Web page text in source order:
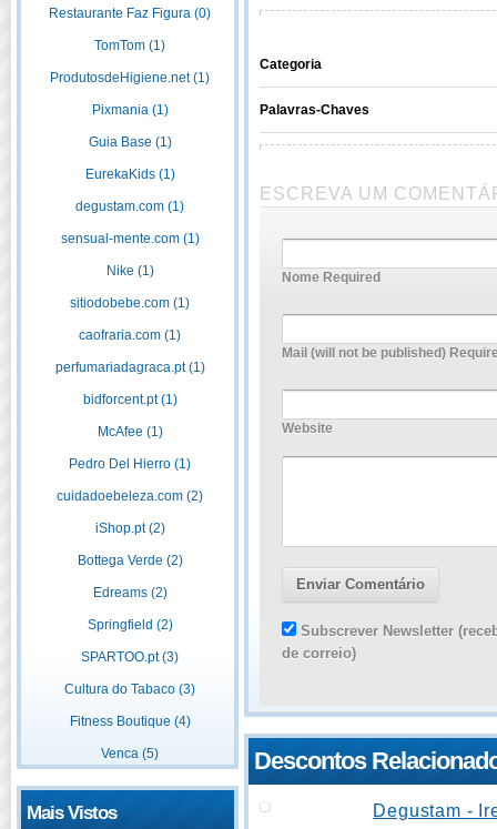
Restaurante Faz Figura (0)
TomTom (1)
ProdutosdeHigiene.net (1)
Pixmania (1)
Guia Base (1)
EurekaKids (1)
degustam.com (1)
sensual-mente.com (1)
Nike (1)
sitiodobebe.com (1)
caofraria.com (1)
perfumariadagraca.pt (1)
bidforcent.pt (1)
McAfee (1)
Pedro Del Hierro (1)
cuidadoebeleza.com (2)
iShop.pt (2)
Bottega Verde (2)
Edreams (2)
Springfield (2)
SPARTOO.pt (3)
Cultura do Tabaco (3)
Fitness Boutique (4)
Venca (5)
Mais Vistos
Categoria
Palavras-Chaves
ESCREVA UM
Nome Required
Mail (will not be published)
Website
Subscrever Newsletter
de correio)
Descontos
Degustam -